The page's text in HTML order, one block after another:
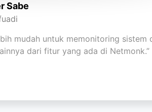
Sabe
mudah untuk memonitoring sistem
dari fitur yang ada di Netmonk.”